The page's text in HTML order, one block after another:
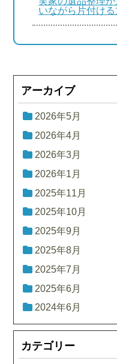
いながら片付け
アーカイブ
2026年5月
2026年4月
2026年3月
2026年1月
2025年11月
2025年10月
2025年9月
2025年8月
2025年7月
2025年6月
2024年6月
カテゴリー